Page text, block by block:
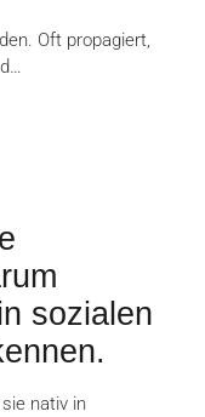
Oft propagiert,
sozialen
nativ in